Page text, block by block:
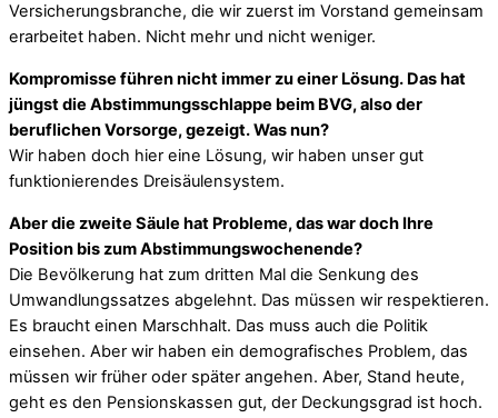
Versicherungsbranche, die wir zuerst im Vorstand gemeinsam
erarbeitet haben. Nicht mehr und nicht weniger.
Kompromisse führen nicht immer zu einer Lösung. Das hat
jüngst die Abstimmungsschlappe beim BVG, also der
beruflichen Vorsorge, gezeigt. Was nun?
Wir haben doch hier eine Lösung, wir haben unser gut
funktionierendes Dreisäulensystem.
Aber die zweite Säule hat Probleme, das war doch Ihre
Position bis zum Abstimmungswochenende?
Die Bevölkerung hat zum dritten Mal die Senkung des
Umwandlungssatzes abgelehnt. Das müssen wir respektieren.
Es braucht einen Marschhalt. Das muss auch die Politik
einsehen. Aber wir haben ein demografisches Problem, das
müssen wir früher oder später angehen. Aber, Stand heute,
geht es den Pensionskassen gut, der Deckungsgrad ist hoch.